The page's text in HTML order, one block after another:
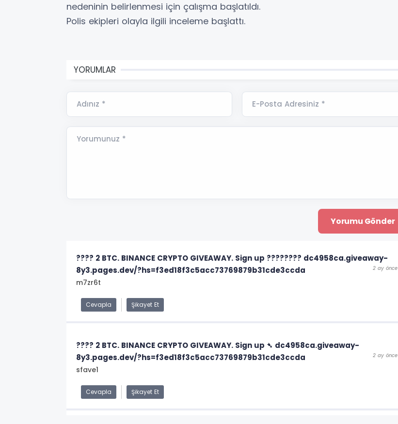
nedeninin belirlenmesi için çalışma başlatıldı.
Polis ekipleri olayla ilgili inceleme başlattı.
YORUMLAR
Adınız * E-Posta Adresiniz *
Yorumunuz *
???? 2 BTC. BINANCE CRYPTO GIVEAWAY. Sign up ???????? dc4958ca.giveaway-
8y3.pages.dev/?hs=f3ed18f3c5acc73769879b31cde3ccda
2 ay önce
m7zr6t
Cevapla Şikayet Et
???? 2 BTC. BINANCE CRYPTO GIVEAWAY. Sign up ➴ dc4958ca.giveaway-
8y3.pages.dev/?hs=f3ed18f3c5acc73769879b31cde3ccda
2 ay önce
sfave1
Cevapla Şikayet Et